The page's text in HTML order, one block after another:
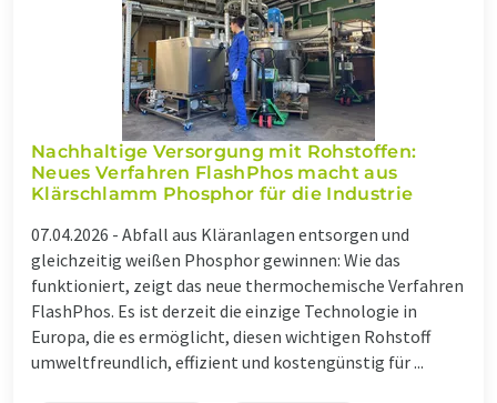
Nachhaltige Versorgung mit Rohstoffen:
Neues Verfahren FlashPhos macht aus
Klärschlamm Phosphor für die Industrie
07.04.2026 - Abfall aus Kläranlagen entsorgen und
gleichzeitig weißen Phosphor gewinnen: Wie das
funktioniert, zeigt das neue thermochemische Verfahren
FlashPhos. Es ist derzeit die einzige Technologie in
Europa, die es ermöglicht, diesen wichtigen Rohstoff
umweltfreundlich, effizient und kostengünstig für ...